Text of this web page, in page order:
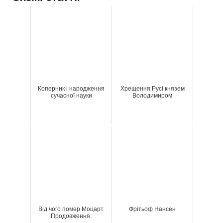
Коперник і народження
сучасної науки
Хрещення Русі князем
Володимиром
Від чого помер Моцарт.
Продовження.
Фрітьоф Нансен